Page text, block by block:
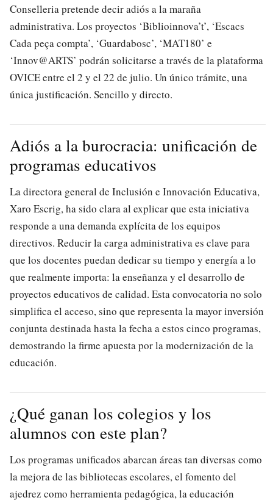
Conselleria pretende decir adiós a la maraña
administrativa. Los proyectos ‘Biblioinnova’t’, ‘Escacs
Cada peça compta’, ‘Guardabosc’, ‘MAT180’ e
‘Innov@ARTS’ podrán solicitarse a través de la plataforma
OVICE entre el 2 y el 22 de julio. Un único trámite, una
única justificación. Sencillo y directo.
Adiós a la burocracia: unificación de
programas educativos
La directora general de Inclusión e Innovación Educativa,
Xaro Escrig, ha sido clara al explicar que esta iniciativa
responde a una demanda explícita de los equipos
directivos. Reducir la carga administrativa es clave para
que los docentes puedan dedicar su tiempo y energía a lo
que realmente importa: la enseñanza y el desarrollo de
proyectos educativos de calidad. Esta convocatoria no solo
simplifica el acceso, sino que representa la mayor inversión
conjunta destinada hasta la fecha a estos cinco programas,
demostrando la firme apuesta por la modernización de la
educación.
¿Qué ganan los colegios y los
alumnos con este plan?
Los programas unificados abarcan áreas tan diversas como
la mejora de las bibliotecas escolares, el fomento del
ajedrez como herramienta pedagógica, la educación